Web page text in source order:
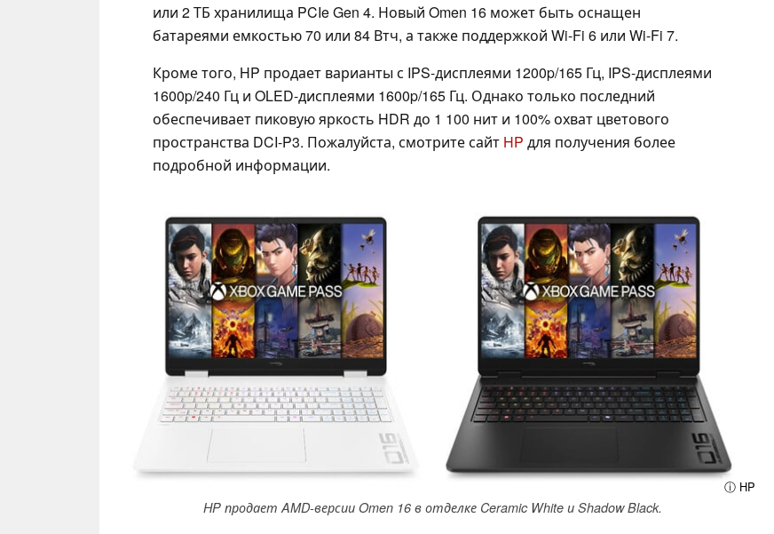
или 2 ТБ хранилища PCIe Gen 4. Новый Omen 16 может быть оснащен
батареями емкостью 70 или 84 Втч, а также поддержкой Wi-Fi 6 или Wi-Fi 7.
Кроме того, HP продает варианты с IPS-дисплеями 1200p/165 Гц, IPS-дисплеями
1600p/240 Гц и OLED-дисплеями 1600p/165 Гц. Однако только последний
обеспечивает пиковую яркость HDR до 1 100 нит и 100% охват цветового
пространства DCI-P3. Пожалуйста, смотрите сайт HP для получения более
подробной информации.
ⓘ HP
HP продает AMD-версии Omen 16 в отделке Ceramic White и Shadow Black.